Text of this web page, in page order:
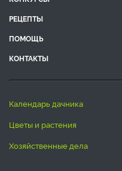
РЕЦЕПТЫ
ПОМОЩЬ
КОНТАКТЫ
календарь дачника
цветы и растения
хозяйственные дела